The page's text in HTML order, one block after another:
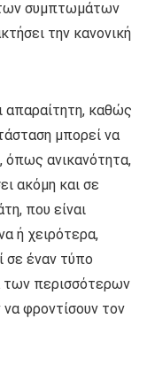
των συμπτωμάτων
την κανονική
απαραίτητη, καθώς
μπορεί να
όπως ανικανότητα,
ακόμη και σε
που είναι
ή χειρότερα,
σε έναν τύπο
των περισσότερων
φροντίσουν τον